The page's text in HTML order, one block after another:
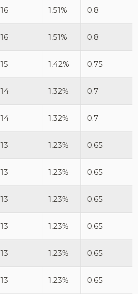
16 1.51% 0.8
16 1.51% 0.8
15 1.42% 0.75
14 1.32% 0.7
14 1.32% 0.7
13 1.23% 0.65
13 1.23% 0.65
13 1.23% 0.65
13 1.23% 0.65
13 1.23% 0.65
13 1.23% 0.65